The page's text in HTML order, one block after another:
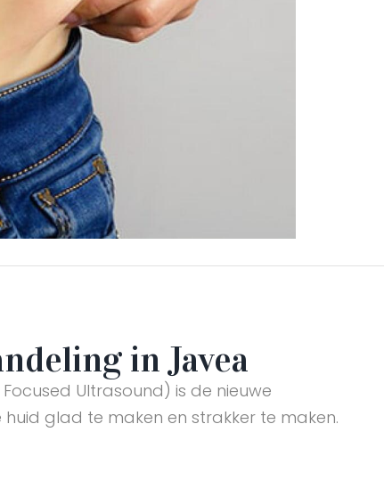
in Javea
Focused Ultrasound) is de nieuwe
glad te maken en strakker te maken.